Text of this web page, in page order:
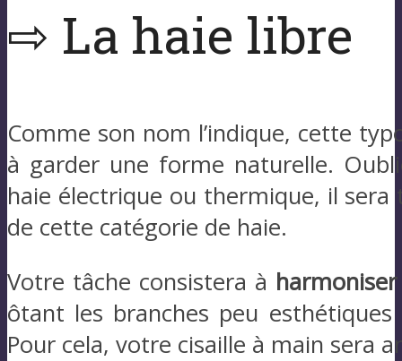
⇨ La haie libre
Comme son nom l’indique, cette
à garder une forme naturelle.
haie électrique ou thermique, il
de cette catégorie de haie.
Votre tâche consistera à
ôtant les branches peu
Pour cela, votre cisaille à main sera